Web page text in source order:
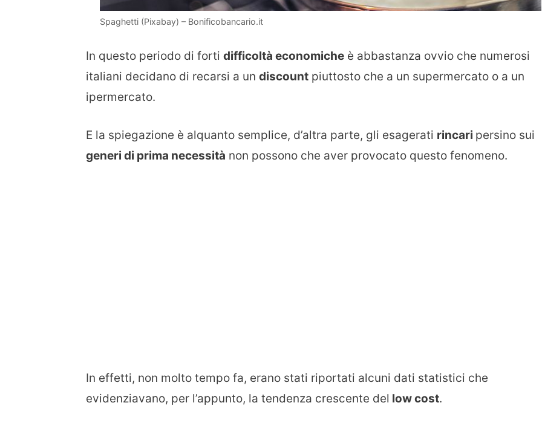
Spaghetti (Pixabay) – Bonificobancario.it
In questo periodo di forti difficoltà economiche è abbastanza ovvio che numerosi
italiani decidano di recarsi a un discount piuttosto che a un supermercato o a un
ipermercato.
E la spiegazione è alquanto semplice, d’altra parte, gli esagerati rincari persino sui
generi di prima necessità non possono che aver provocato questo fenomeno.
In effetti, non molto tempo fa, erano stati riportati alcuni dati statistici che
evidenziavano, per l’appunto, la tendenza crescente del low cost.